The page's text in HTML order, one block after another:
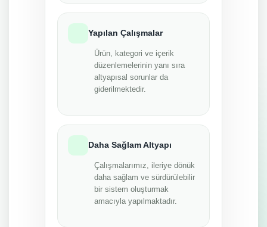
Yapılan Çalışmalar
Ürün, kategori ve içerik
düzenlemelerinin yanı sıra
altyapısal sorunlar da
giderilmektedir.
Daha Sağlam Altyapı
Çalışmalarımız, ileriye dönük
daha sağlam ve sürdürülebilir
bir sistem oluşturmak
amacıyla yapılmaktadır.